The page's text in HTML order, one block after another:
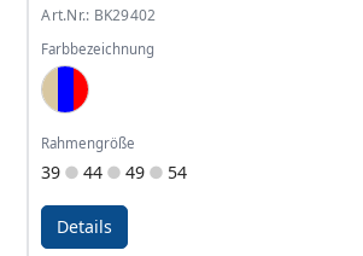
Art.Nr.: BK29402
Farbbezeichnung
Sand Metallic, Dark Metallic Blue, Red
Rahmengröße
39 44 49 54
Details